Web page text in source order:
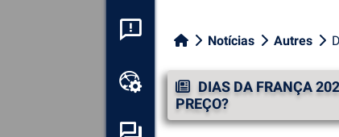
Kit de ferramentas online
Fórum de auto-ajuda
Notícias Autres
DIAS DA FRANÇA
PREÇO?